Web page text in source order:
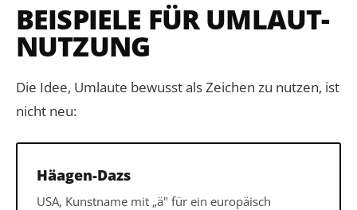
BEISPIELE FÜR UMLAUT-
NUTZUNG
Die Idee, Umlaute bewusst als Zeichen zu nutzen, ist
nicht neu:
Häagen-Dazs
USA, Kunstname mit „ä" für ein europäisch